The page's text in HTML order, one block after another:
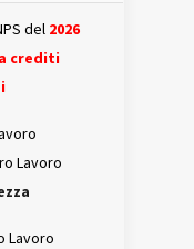
del 2026
crediti
Lavoro
Lavoro